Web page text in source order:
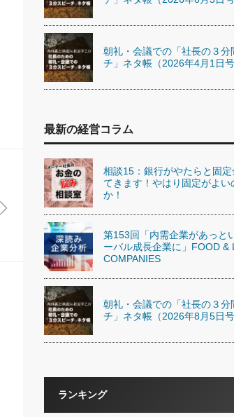
朝礼・会議での「社長の３分
チ」ネタ帳（2026年4月1日号
最新の経営コラム
相談15：銀行がやたらと固
てきます！やはり固定がよい
か！
第153回「内需企業があっと
ーバル成長企業に」FOOD &
COMPANIES
朝礼・会議での「社長の３分
チ」ネタ帳（2026年8月5日号
ランキング